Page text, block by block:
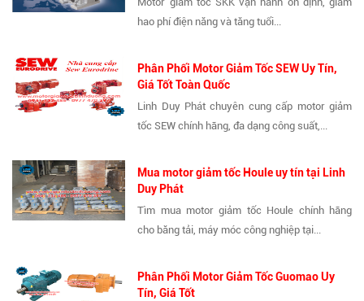
hao phí điện năng và tăng tuổi...
Phân Phối Motor Giảm Tốc SEW Uy Tín,
Giá Tốt Toàn Quốc
Linh Duy Phát chuyên cung cấp motor giảm
tốc SEW chính hãng, đa dạng công suất,...
Mua motor giảm tốc Houle uy tín tại Linh
Duy Phát
Tìm mua motor giảm tốc Houle chính hãng
cho băng tải, máy móc công nghiệp tại...
Phân Phối Motor Giảm Tốc Guomao Uy
Tín, Giá Tốt